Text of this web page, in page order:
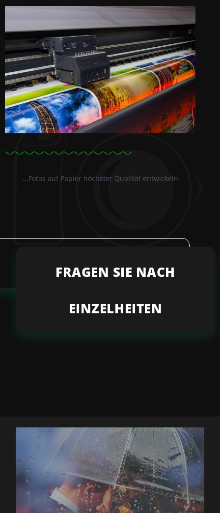
...Fotos auf Papier höchster Qualität entwickeln
SIE NACH EINZELHEITEN
FRAGEN SIE NACH
EINZELHEITEN